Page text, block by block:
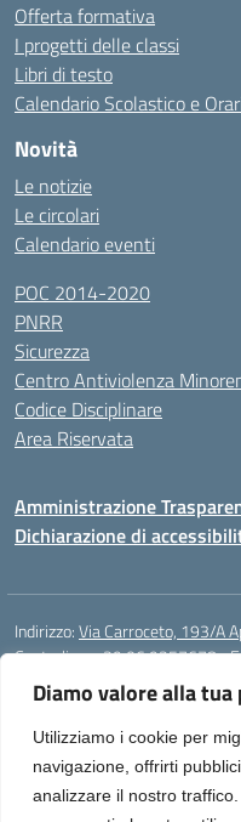
Diamo valore alla tua
Utilizziamo i cookie per
navigazione, offrirti
analizzare il nostro traffico.
Offerta formativa
I progetti delle classi
Libri di testo
Calendario Scolastico e Orari
Novità
Le notizie
Le circolari
Calendario eventi
POC 2014-2020
PNRR
Sicurezza
Centro Antiviolenza
Codice Disciplinare
Area Riservata
Amministrazione
Dichiarazione di
Indirizzo:Via Carroceto, 193/A
Centralino:+39 06 9257678
Posta elettronica certificata
Codice fiscale: 91001930592